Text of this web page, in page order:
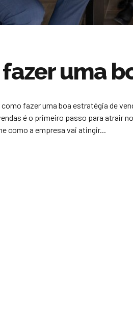
uma
como fazer uma boa estratégia de
é o primeiro passo para atrair
como a empresa vai atingir...